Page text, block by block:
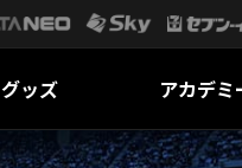
グッズ アカデミ